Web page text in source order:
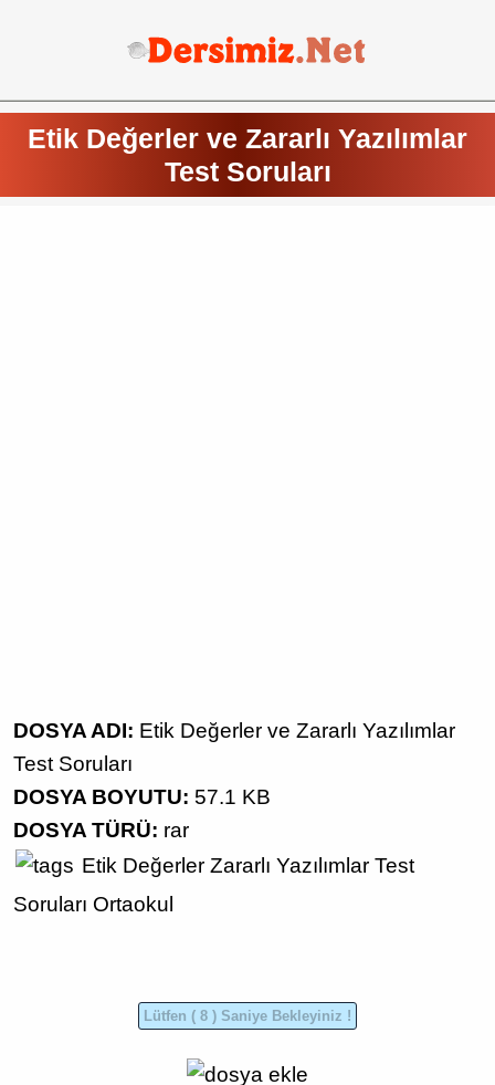
Etik Değerler ve Zararlı Yazılımlar
Test Soruları
DOSYA ADI: Etik Değerler ve Zararlı Yazılımlar
Test Soruları
DOSYA BOYUTU: 57.1 KB
DOSYA TÜRÜ: rar
Etik Değerler Zararlı Yazılımlar Test
Soruları Ortaokul